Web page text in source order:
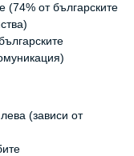
(74% от българските
(зависи от